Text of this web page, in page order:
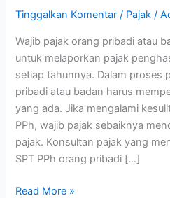
Tinggalkan Komentar / Pajak /
Wajib pajak orang pribadi atau
untuk melaporkan pajak
setiap tahunnya. Dalam proses
pribadi atau badan harus
yang ada. Jika mengalami
PPh, wajib pajak sebaiknya
pajak. Konsultan pajak yang
SPT PPh orang pribadi […]
Read More »